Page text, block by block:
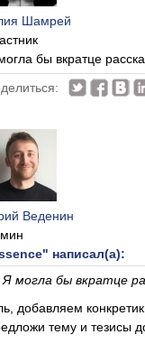
Шамрей
бы вкратце
Веденин
написал(а):
Я могла бы вкратце
добавляем
тему и тезисы